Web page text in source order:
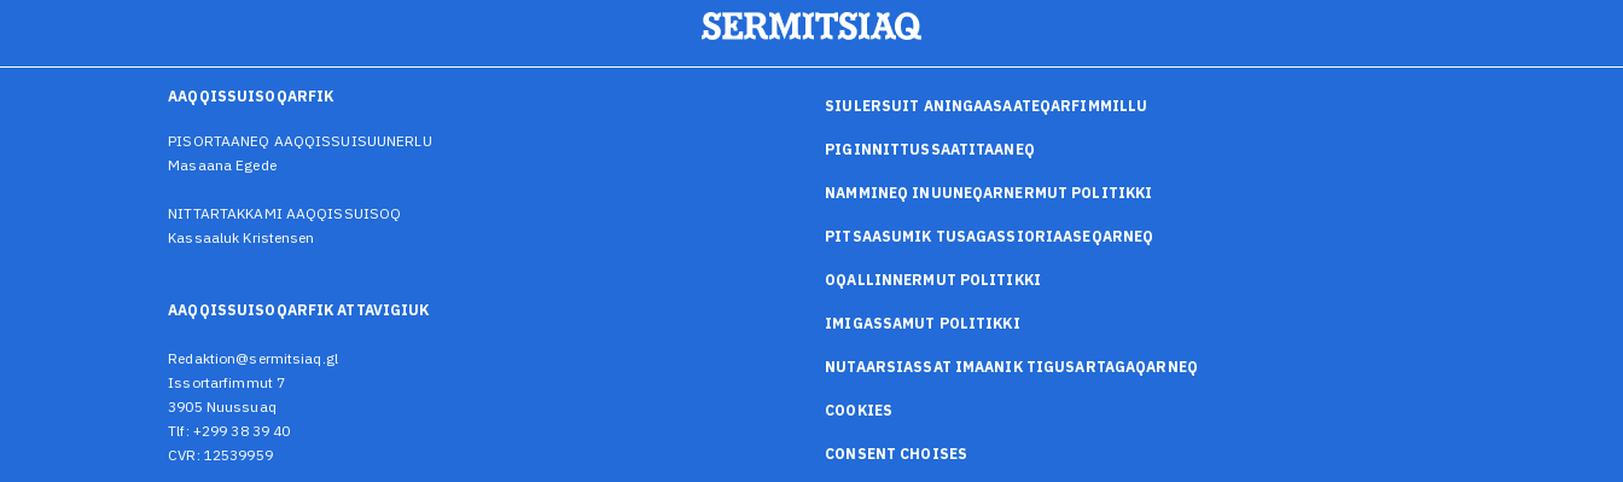
AAQQISSUISOQARFIK
PISORTAANEQ AAQQISSUISUUNERLU
Masaana Egede
NITTARTAKKAMI AAQQISSUISOQ
Kassaaluk Kristensen
AAQQISSUISOQARFIK ATTAVIGIUK
Redaktion@sermitsiaq.gl
Issortarfimmut 7
3905 Nuussuaq
Tlf: +299 38 39 40
CVR: 12539959
SIULERSUIT ANINGAASAATEQARFIMMILLU
PIGINNITTUSSAATITAANEQ
NAMMINEQ INUUNEQARNERMUT POLITIKKI
PITSAASUMIK TUSAGASSIORIAASEQARNEQ
OQALLINNERMUT POLITIKKI
IMIGASSAMUT POLITIKKI
NUTAARSIASSAT IMAANIK TIGUSARTAGAQARNEQ
COOKIES
CONSENT CHOISES